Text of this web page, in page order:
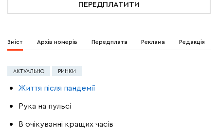
ПЕРЕДПЛАТИТИ
Зміст Архів номерів Передплата Реклама Редакція
АКТУАЛЬНО РИНКИ
Життя після пандемії
Рука на пульсі
В очікуванні кращих часів